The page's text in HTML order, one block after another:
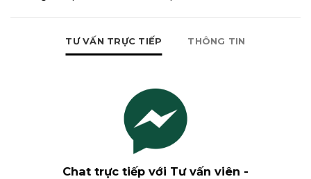
TƯ VẤN TRỰC TIẾP THÔNG TIN
Chat trực tiếp với Tư vấn viên -